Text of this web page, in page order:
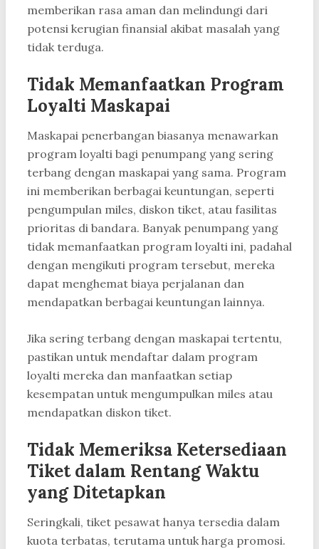
memberikan rasa aman dan melindungi dari
potensi kerugian finansial akibat masalah yang
tidak terduga.
Tidak Memanfaatkan Program
Loyalti Maskapai
Maskapai penerbangan biasanya menawarkan
program loyalti bagi penumpang yang sering
terbang dengan maskapai yang sama. Program
ini memberikan berbagai keuntungan, seperti
pengumpulan miles, diskon tiket, atau fasilitas
prioritas di bandara. Banyak penumpang yang
tidak memanfaatkan program loyalti ini, padahal
dengan mengikuti program tersebut, mereka
dapat menghemat biaya perjalanan dan
mendapatkan berbagai keuntungan lainnya.
Jika sering terbang dengan maskapai tertentu,
pastikan untuk mendaftar dalam program
loyalti mereka dan manfaatkan setiap
kesempatan untuk mengumpulkan miles atau
mendapatkan diskon tiket.
Tidak Memeriksa Ketersediaan
Tiket dalam Rentang Waktu
yang Ditetapkan
Seringkali, tiket pesawat hanya tersedia dalam
kuota terbatas, terutama untuk harga promosi.